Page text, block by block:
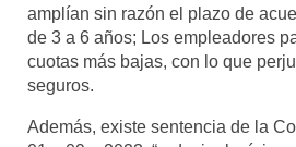
amplían sin razón el plazo de
de 3 a 6 años; Los empleadores
cuotas más bajas, con lo que
seguros.
Además, existe sentencia de la